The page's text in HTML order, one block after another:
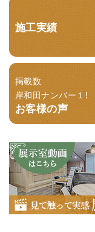
施工実績
掲載数
岸和田ナンバー１！
お客様の声